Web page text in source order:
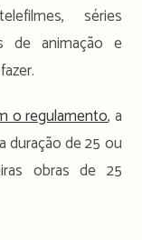
séries
de animação e
o regulamento, a
duração de 25 ou
obras de 25